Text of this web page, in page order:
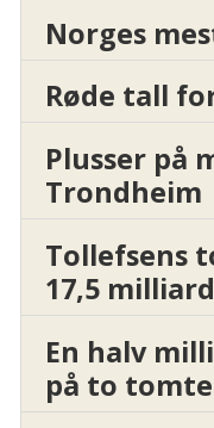
Norges
Røde tall
Plusser på
Trondheim
Tollefsens
17,5
En halv
på to